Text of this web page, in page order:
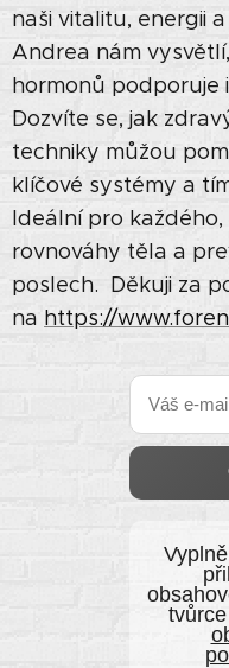
naši vitalitu, energii
Andrea nám
hormonů podporuje
Dozvíte se, jak
techniky můžou
klíčové systémy a
Ideální pro
rovnováhy těla a
poslech. Děkuji za
na https://